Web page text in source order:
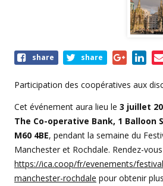
Share
event
share share
Participation des coopératives aux
Cet événement aura lieu le 3 juillet
The Co-operative Bank, 1 Balloon
M60 4BE, pendant la semaine du
Manchester et Rochdale. Rendez-
https://ica.coop/fr/evenements/
manchester-rochdale pour obtenir